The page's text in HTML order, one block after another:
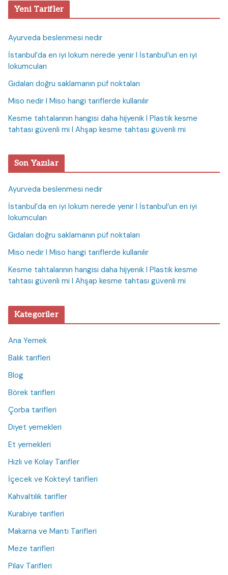
Yeni Tarifler
Ayurveda beslenmesi nedir
İstanbul’da en iyi lokum nerede yenir I İstanbul’un en iyi
lokumcuları
Gıdaları doğru saklamanın püf noktaları
Miso nedir I Miso hangi tariflerde kullanılır
Kesme tahtalarının hangisi daha hijyenik I Plastik kesme
tahtası güvenli mi I Ahşap kesme tahtası güvenli mi
Son Yazılar
Ayurveda beslenmesi nedir
İstanbul’da en iyi lokum nerede yenir I İstanbul’un en iyi
lokumcuları
Gıdaları doğru saklamanın püf noktaları
Miso nedir I Miso hangi tariflerde kullanılır
Kesme tahtalarının hangisi daha hijyenik I Plastik kesme
tahtası güvenli mi I Ahşap kesme tahtası güvenli mi
Kategoriler
Ana Yemek
Balık tarifleri
Blog
Börek tarifleri
Çorba tarifleri
Diyet yemekleri
Et yemekleri
Hızlı ve Kolay Tarifler
İçecek ve Kokteyl tarifleri
Kahvaltılık tarifler
Kurabiye tarifleri
Makarna ve Mantı Tarifleri
Meze tarifleri
Pilav Tarifleri